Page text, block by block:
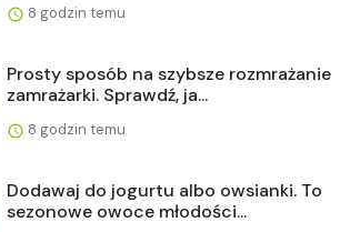
8 godzin temu
Prosty sposób na szybsze rozmrażanie
zamrażarki. Sprawdź, ja...
8 godzin temu
Dodawaj do jogurtu albo owsianki. To
sezonowe owoce młodości...